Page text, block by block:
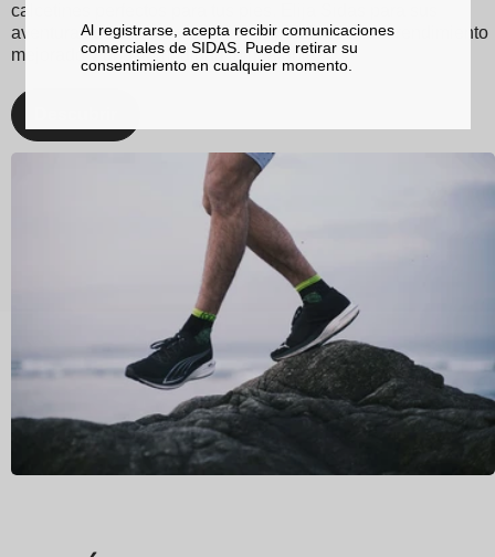
calcetines perfectos para tus pies. Elija Sidas para sus
aventuras de carrera y senderos, y disfrute de un rendimiento
mejorado y una comodidad inigualable.
Al registrarse, acepta recibir comunicaciones
comerciales de SIDAS. Puede retirar su
consentimiento en cualquier momento.